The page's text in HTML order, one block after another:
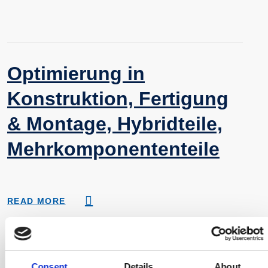
Optimierung in
Konstruktion, Fertigung
& Montage, Hybridteile,
Mehrkomponententeile
READ MORE